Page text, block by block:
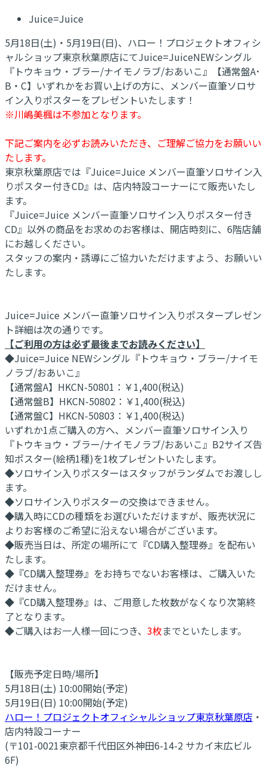
Juice=Juice
5月18日(土)・5月19日(日)、ハロー！プロジェクトオフィシ
ャルショップ東京秋葉原店にてJuice=JuiceNEWシングル
『トウキョウ・ブラー/ナイモノラブ/おあいこ』【通常盤A･
B・C】いずれかをお買い上げの方に、メンバー直筆ソロサ
イン入りポスターをプレゼントいたします！
※川嶋美楓は不参加となります。
下記ご案内を必ずお読みいただき、ご理解ご協力をお願いい
たします。
東京秋葉原店では『Juice=Juice メンバー直筆ソロサイン入
りポスター付きCD』は、店内特設コーナーにて販売いたし
ます。
『Juice=Juice メンバー直筆ソロサイン入りポスター付き
CD』以外の商品をお求めのお客様は、開店時刻に、6階店舗
にお越しください。
スタッフの案内・誘導にご協力いただけますよう、お願いい
たします。
Juice=Juice メンバー直筆ソロサイン入りポスタープレゼン
ト詳細は次の通りです。
【ご利用の方は必ず最後までお読みください】
◆Juice=Juice NEWシングル『トウキョウ・ブラー/ナイモ
ノラブ/おあいこ』
【通常盤A】HKCN-50801：￥1,400(税込)
【通常盤B】HKCN-50802：￥1,400(税込)
【通常盤C】HKCN-50803：￥1,400(税込)
いずれか1点ご購入の方へ、メンバー直筆ソロサイン入り
『トウキョウ・ブラー/ナイモノラブ/おあいこ』B2サイズ告
知ポスター(絵柄1種)を1枚プレゼントいたします。
◆ソロサイン入りポスターはスタッフがランダムでお渡しし
ます。
◆ソロサイン入りポスターの交換はできません。
◆購入時にCDの種類をお選びいただけますが、販売状況に
よりお客様のご希望に沿えない場合がございます。
◆販売当日は、所定の場所にて『CD購入整理券』を配布い
たします。
◆『CD購入整理券』をお持ちでないお客様は、ご購入いた
だけません。
◆『CD購入整理券』は、ご用意した枚数がなくなり次第終
了となります。
◆ご購入はお一人様一回につき、 3枚までといたします。
【販売予定日時/場所】
5月18日(土) 10:00開始(予定)
5月19日(日) 10:00開始(予定)
ハロー！プロジェクトオフィシャルショップ東京秋葉原店 ・
店内特設コーナー
(〒101-0021東京都千代田区外神田6-14-2 サカイ末広ビル
6F)